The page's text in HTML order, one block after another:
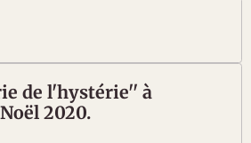
de l'hystérie'' à
2020.